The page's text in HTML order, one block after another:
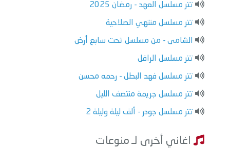
تتر مسلسل العهد - رمضان 2025
تتر مسلسل منتهي الصلاحية
الشامى - من مسلسل تحت سابع أرض
تتر مسلسل الرافل
تتر مسلسل فهد البطل - رحمه محسن
تتر مسلسل جريمة منتصف الليل
تتر مسلسل جودر - ألف ليلة وليلة 2
اغاني أخرى لـ منوعات